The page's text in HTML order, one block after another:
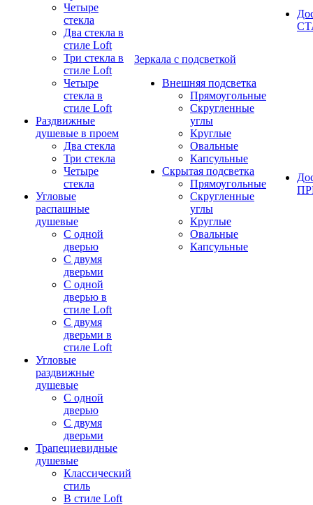
Четыре
стекла
Два стекла в
стиле Loft
Три стекла в
стиле Loft
Четыре
стекла в
стиле Loft
Раздвижные
душевые в проем
Два стекла
Три стекла
Четыре
стекла
Угловые
распашные
душевые
С одной
дверью
С двумя
дверьми
С одной
дверью в
стиле Loft
С двумя
дверьми в
стиле Loft
Угловые
раздвижные
душевые
С одной
дверью
С двумя
дверьми
Трапециевидные
душевые
Классический
стиль
В стиле Loft
Зеркала с подсветкой
Внешняя подсветка
Прямоугольные
Скругленные
углы
Круглые
Овальные
Капсульные
Скрытая подсветка
Прямоугольные
Скругленные
углы
Круглые
Овальные
Капсульные